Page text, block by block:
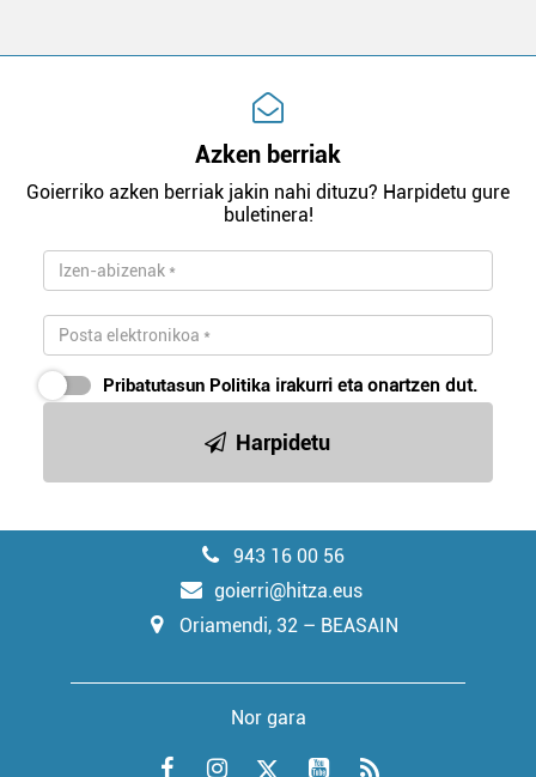
Azken berriak
Goierriko azken berriak jakin nahi dituzu? Harpidetu gure
buletinera!
Pribatutasun Politika irakurri eta onartzen dut.
Harpidetu
943 16 00 56
goierri@hitza.eus
Oriamendi, 32 – BEASAIN
Nor gara